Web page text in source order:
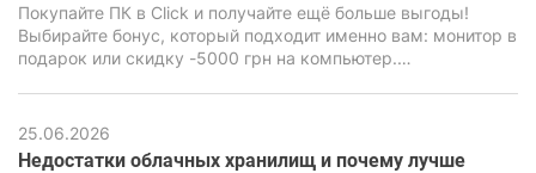
Покупайте ПК в Click и получайте ещё больше выгоды!
Выбирайте бонус, который подходит именно вам: монитор в
подарок или скидку -5000 грн на компьютер.
25.06.2026
Недостатки облачных хранилищ и почему лучше